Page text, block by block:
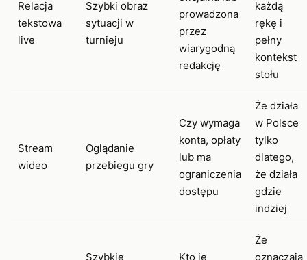
Relacja
tekstowa
live
Szybki obraz
sytuacji w
turnieju
prowadzona
przez
wiarygodną
redakcję
każdą
rękę i
pełny
kontekst
stołu
Stream
wideo
Oglądanie
przebiegu gry
Czy wymaga
konta, opłaty
lub ma
ograniczenia
dostępu
Że działa
w Polsce
tylko
dlatego,
że działa
gdzie
indziej
Szybkie
Kto je
Że
oznaczają